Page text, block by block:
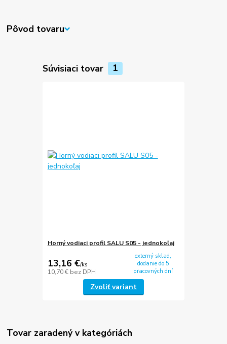
Pôvod tovaru
Súvisiaci tovar 1
Horný vodiaci profil SALU S05 - jednokoľaj
13,16 €/ks
10,70 € bez DPH
externý sklad,
dodanie do 5
pracovných dní
Zvoliť variant
Tovar zaradený v kategóriách